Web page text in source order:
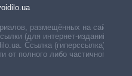
размещённых на сайте,
(для интернет-изданий —
Ссылка (гиперссылка)
от полного либо частичного